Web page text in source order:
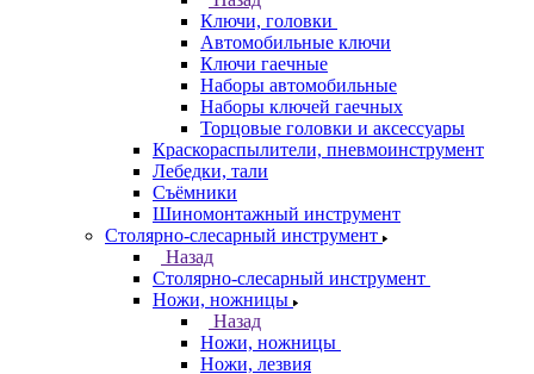
Ключи, головки
Автомобильные ключи
Ключи гаечные
Наборы автомобильные
Наборы ключей гаечных
Торцовые головки и аксессуары
Краскораспылители, пневмоинструмент
Лебедки, тали
Съёмники
Шиномонтажный инструмент
Столярно-слесарный инструмент
Назад
Столярно-слесарный инструмент
Ножи, ножницы
Назад
Ножи, ножницы
Ножи, лезвия